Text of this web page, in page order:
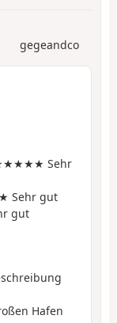
gegeandco
Sehr
Sehr gut
gut
Hafen